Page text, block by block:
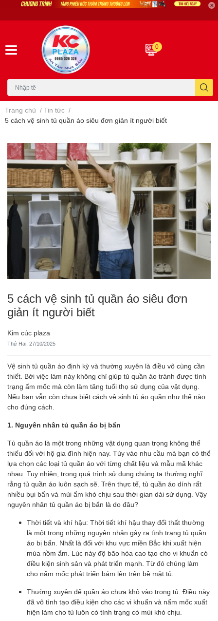
0
Trang chủ / Tin tức /
5 cách vệ sinh tủ quần áo siêu đơn giản ít người biết
5 cách vệ sinh tủ quần áo siêu đơn
giản ít người biết
Kim cúc plaza
Thứ Hai, 27/10/2025
Vệ sinh tủ quần áo định kỳ và thường xuyên là điều vô cùng cần
thiết. Bởi việc làm này không chỉ giúp tủ quần áo tránh được tình
trạng ẩm mốc mà còn làm tăng tuổi thọ sử dụng của vật dụng.
Nếu bạn vẫn còn chưa biết cách vệ sinh tủ áo quần như thế nào
cho đúng cách.
1. Nguyên nhân tủ quần áo bị bẩn
Tủ quần áo là một trong những vật dụng quan trọng không thể
thiếu đối với hộ gia đình hiện nay. Tùy vào nhu cầu mà bạn có thể
lựa chọn các loại tủ quần áo với từng chất liệu và mẫu mã khác
nhau. Tuy nhiên, trong quá trình sử dụng chúng ta thường nghĩ
rằng tủ quần áo luôn sạch sẽ. Trên thực tế, tủ quần áo dính rất
nhiều bụi bẩn và mùi ẩm khó chịu sau thời gian dài sử dụng. Vậy
nguyên nhân tủ quần áo bị bẩn là do đâu?
Thời tiết và khí hậu: Thời tiết khí hậu thay đổi thất thường
là một trong những nguyên nhân gây ra tình trạng tủ quần
áo bị bẩn. Nhất là đối với khu vực miền Bắc khi xuất hiện
mùa nồm ẩm. Lúc này độ bão hòa cao tạo cho vi khuẩn có
điều kiện sinh sản và phát triển mạnh. Từ đó chúng làm
cho nấm mốc phát triển bám lên trên bề mặt tủ.
Thường xuyên để quần áo chưa khô vào trong tủ: Điều này
đã vô tình tạo điều kiện cho các vi khuẩn và nấm mốc xuất
hiện làm cho tủ luôn có tình trạng có mùi khó chịu.